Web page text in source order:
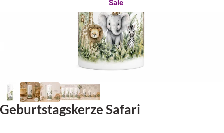
Sale
Geburtstagskerze Safari